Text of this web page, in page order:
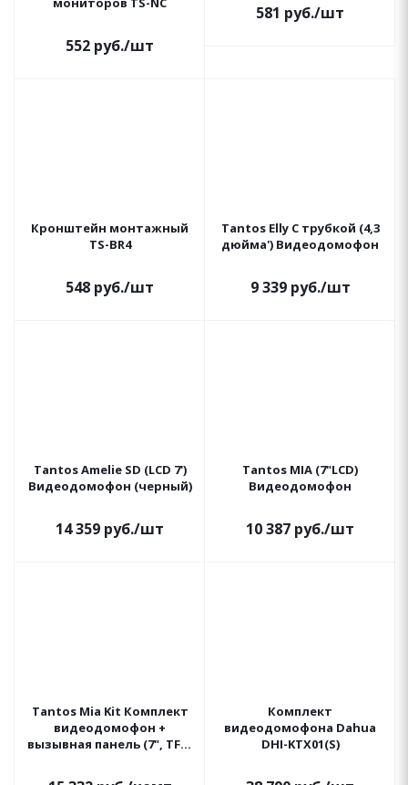
552 руб./шт
581 руб./шт
Кронштейн монтажный
TS-BR4
548 руб./шт
Tantos Elly С трубкой (4,3
дюйма') Видеодомофон
9 339руб./шт
Tantos Amelie SD (LCD 7')
Видеодомофон (черный)
14 359 руб./шт
Tantos MIA (7"LCD)
Видеодомофон
10 387 руб./шт
Tantos Mia Kit Комплект
видеодомофон +
вызывная панель (7", TFT,
Комплект
видеодомофона Dahua
DHI-KTX01(S)